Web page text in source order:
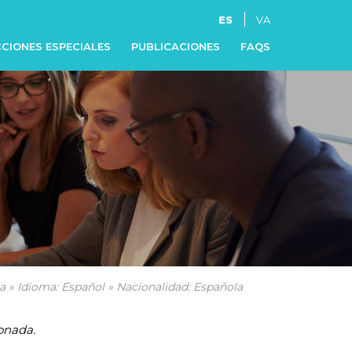
ES VA
ESPECIALES PUBLICACIONES FAQS
Idioma: Español » Nacionalidad: Española